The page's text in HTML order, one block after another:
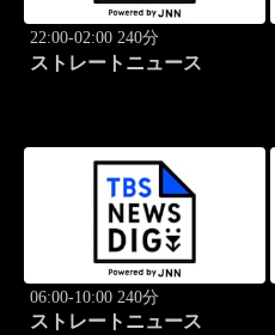
22:00-02:00 240分
ストレートニュース
06:00-10:00 240分
ストレートニュース